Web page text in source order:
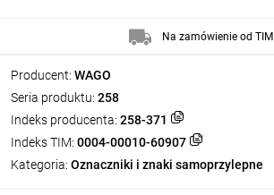
Producent: WAGO
Seria produktu: 258
Indeks producenta: 258-371
Indeks TIM: 0004-00010-60907
Kategoria: Oznaczniki i znaki samoprzylepne
Na zamówienie od TIM